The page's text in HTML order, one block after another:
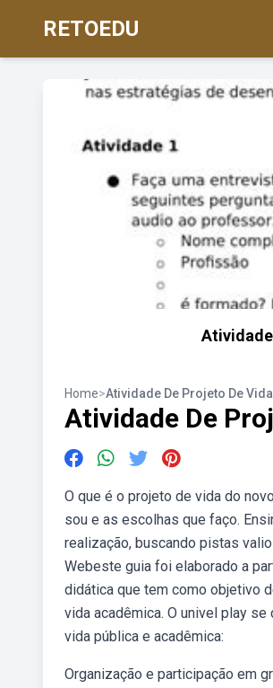
RETOEDU
Home>Atividade De Projeto De
Atividade De
O que é o projeto de vida do
sou e as escolhas que faço.
realização, buscando pistas
Webeste guia foi elaborado a
didática que tem como objetivo
vida acadêmica. O univel play
vida pública e acadêmica:
Organização e participação em